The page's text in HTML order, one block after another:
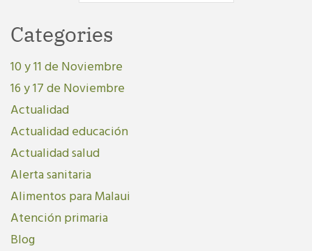
Categories
10 y 11 de Noviembre
16 y 17 de Noviembre
Actualidad
Actualidad educación
Actualidad salud
Alerta sanitaria
Alimentos para Malaui
Atención primaria
Blog